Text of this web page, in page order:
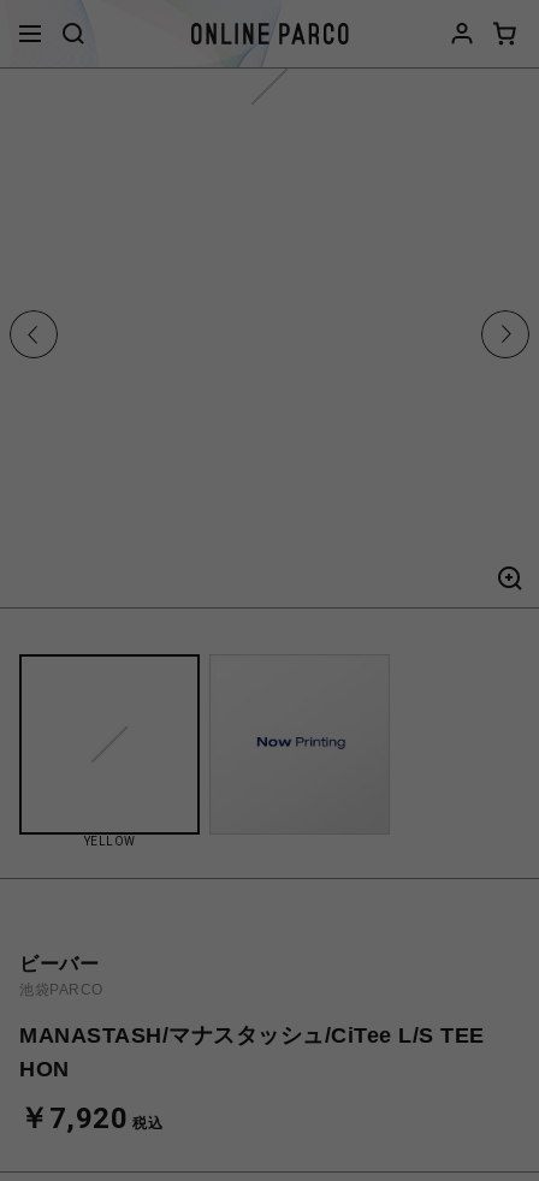
YELLOW
ビーバー
池袋PARCO
MANASTASH/マナスタッシュ/CiTee L/S TEE
HON
￥7,920 税込